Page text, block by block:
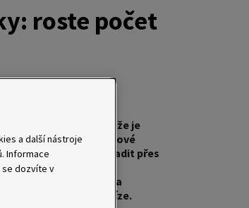
roste počet
zákazníky, i přesto, že je
se objevují e-mailové
po zákazníkovi uhradit přes
potvrzením
nechá podvodníka
a přichází o peníze.
a další nástroje
Informace
se dozvíte v